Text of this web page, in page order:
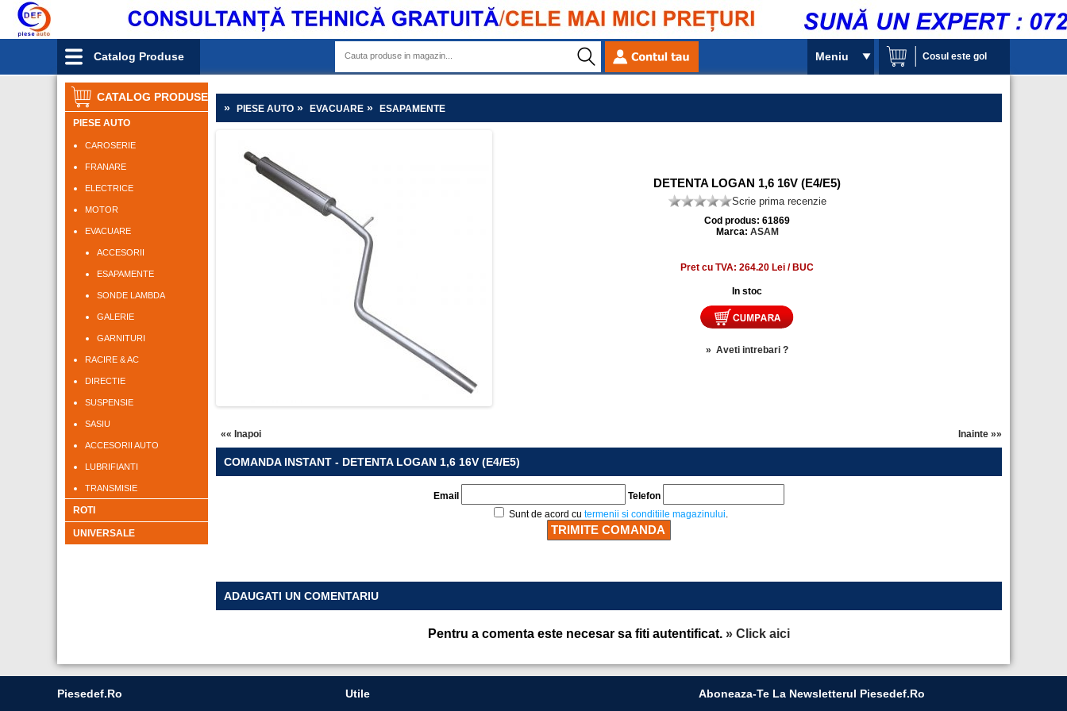
Catalog Produse Meniu Cosul este gol
CATALOG PRODUSE
PIESE AUTO
CAROSERIE
FRANARE
ELECTRICE
MOTOR
EVACUARE
ACCESORII
ESAPAMENTE
SONDE LAMBDA
GALERIE
GARNITURI
RACIRE & AC
DIRECTIE
SUSPENSIE
SASIU
ACCESORII AUTO
LUBRIFIANTI
TRANSMISIE
ROTI
UNIVERSALE
» PIESE AUTO » EVACUARE » ESAPAMENTE
DETENTA LOGAN 1,6 16V (E4/E5)
Scrie prima recenzie
Cod produs: 61869
Marca: ASAM
Pret cu TVA: 264.20 Lei / BUC
In stoc
» Aveti intrebari ?
«« Inapoi Inainte »»
COMANDA INSTANT - DETENTA LOGAN 1,6 16V (E4/E5)
Email
Telefon
Sunt de acord cu termenii si conditiile magazinului.
ADAUGATI UN COMENTARIU
Pentru a comenta este necesar sa fiti autentificat. » Click aici
Piesedef.ro Utile Aboneaza-Te La Newsletterul Piesedef.ro